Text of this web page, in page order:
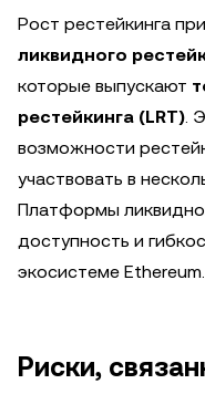
Рост рестейкинга
ликвидного
которые выпускают
рестейкинга (LRT).
возможности
участвовать в
Платформы
доступность и
экосистеме Ethereum.
Риски,